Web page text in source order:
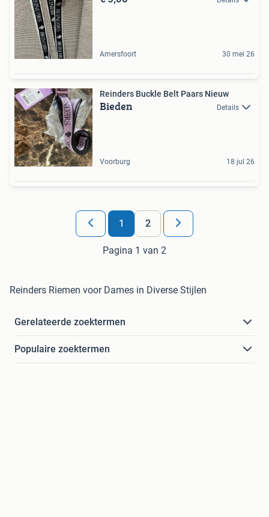
Amersfoort 30 mei 26
Reinders Buckle Belt Paars Nieuw
Bieden Details
Voorburg 18 jul 26
1 2
Pagina 1 van 2
Reinders Riemen voor Dames in Diverse Stijlen
Gerelateerde zoektermen
Populaire zoektermen